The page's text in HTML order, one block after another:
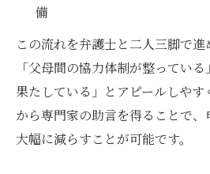
備
この流れを弁護士と二人三脚で
「父母間の協力体制が整ってい
果たしている」とアピールしや
から専門家の助言を得ることで
大幅に減らすことが可能です。